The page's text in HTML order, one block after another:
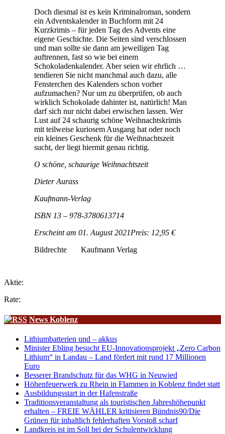
Doch diesmal ist es kein Kriminalroman, sondern
ein Adventskalender in Buchform mit 24
Kurzkrimis – für jeden Tag des Advents eine
eigene Geschichte. Die Seiten sind verschlossen
und man sollte sie dann am jeweiligen Tag
auftrennen, fast so wie bei einem
Schokoladenkalender. Aber seien wir ehrlich …
tendieren Sie nicht manchmal auch dazu, alle
Fensterchen des Kalenders schon vorher
aufzumachen? Nur um zu überprüfen, ob auch
wirklich Schokolade dahinter ist, natürlich! Man
darf sich nur nicht dabei erwischen lassen. Wer
Lust auf 24 schaurig schöne Weihnachtskrimis
mit teilweise kuriosem Ausgang hat oder noch
ein kleines Geschenk für die Weihnachtszeit
sucht, der liegt hiermit genau richtig.
O schöne, schaurige Weihnachtszeit
Dieter Aurass
Kaufmann-Verlag
ISBN 13 – 978-3780613714
Erscheint am 01. August 2021Preis: 12,95 €
Bildrechte Kaufmann Verlag
Aktie:
Rate:
News Koblenz
Lithiumbatterien und – akkus
Minister Ebling besucht EU-Innovationsprojekt „Zero Carbon
Lithium“ in Landau – Land fördert mit rund 17 Millionen
Euro
Besserer Brandschutz für das WHG in Neuwied
Höhenfeuerwerk zu Rhein in Flammen in Koblenz findet statt
Ausbildungsstart in der Hafenstraße
Traditionsveranstaltung als touristischen Jahreshöhepunkt
erhalten – FREIE WÄHLER kritisieren Bündnis90/Die
Grünen für inhaltlich fehlerhaften Vorstoß scharf
Landkreis ist im Soll bei der Schulentwicklung